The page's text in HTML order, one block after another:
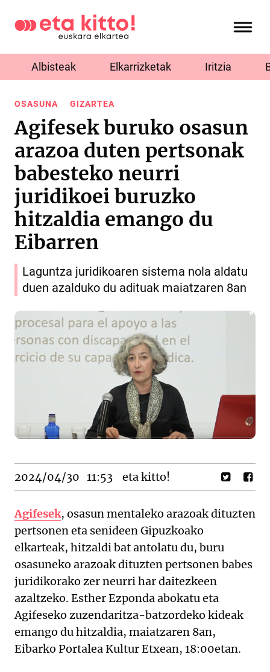
Albisteak Elkarrizketak Iritzia
OSASUNA GIZARTEA
Agifesek buruko osasun
arazoa duten pertsonak
babesteko neurri
juridikoei buruzko
hitzaldia emango du
Eibarren
Laguntza juridikoaren sistema nola aldatu
duen azalduko du adituak maiatzaren 8an
2024/04/30 11:53 eta kitto!
Agifesek, osasun mentaleko arazoak dituzten
pertsonen eta senideen Gipuzkoako
elkarteak, hitzaldi bat antolatu du, buru
osasuneko arazoak dituzten pertsonen babes
juridikorako zer neurri har daitezkeen
azaltzeko. Esther Ezponda abokatu eta
Agifeseko zuzendaritza-batzordeko kideak
emango du hitzaldia, maiatzaren 8an,
Eibarko Portalea Kultur Etxean, 18:00etan.